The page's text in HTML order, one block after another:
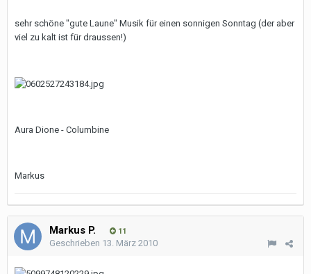
sehr schöne "gute Laune" Musik für einen sonnigen Sonntag (der aber
viel zu kalt ist für draussen!)
Aura Dione - Columbine
Markus
Markus P. 11
Geschrieben 13. März 2010